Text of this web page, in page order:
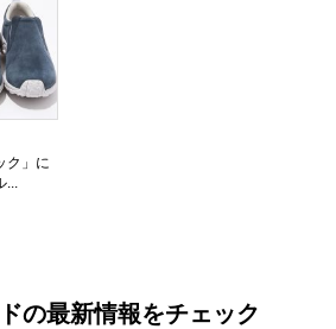
ク」に
...
の最新情報をチェック